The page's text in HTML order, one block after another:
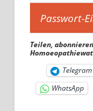
Teilen,
Telegram
WhatsApp